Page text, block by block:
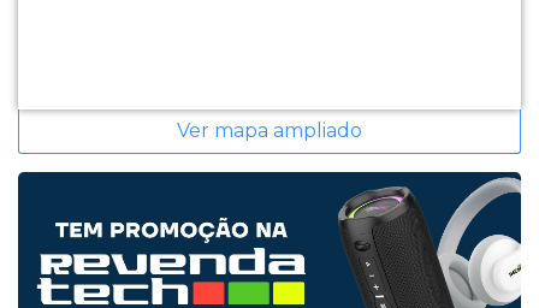
Ver mapa ampliado